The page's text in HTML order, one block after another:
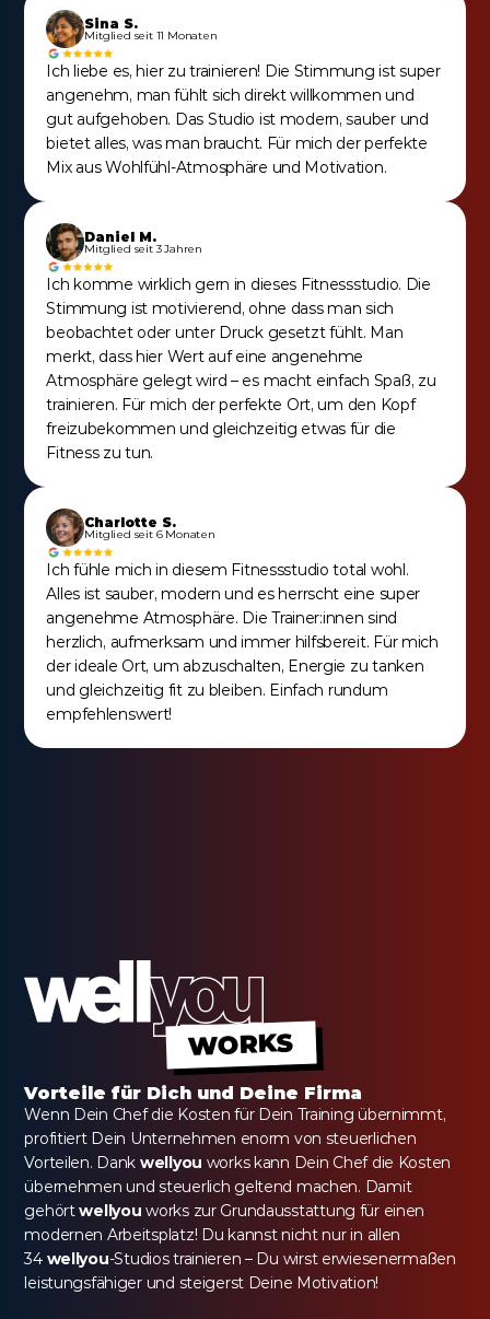
Sina S.
Mitglied seit 11 Monaten
Ich liebe es, hier zu trainieren! Die Stimmung ist super
angenehm, man fühlt sich direkt willkommen und
gut aufgehoben. Das Studio ist modern, sauber und
bietet alles, was man braucht. Für mich der perfekte
Mix aus Wohlfühl-Atmosphäre und Motivation.
Charlotte S.
Mitglied seit 6 Monaten
Ich fühle mich in diesem Fitnessstudio total wohl.
Alles ist sauber, modern und es herrscht eine super
angenehme Atmosphäre. Die Trainer:innen sind
herzlich, aufmerksam und immer hilfsbereit. Für mich
der ideale Ort, um abzuschalten, Energie zu tanken
und gleichzeitig fit zu bleiben. Einfach rundum
empfehlenswert!
Daniel M.
Mitglied seit 3 Jahren
Ich komme wirklich gern in dieses Fitnessstudio. Die
Stimmung ist motivierend, ohne dass man sich
beobachtet oder unter Druck gesetzt fühlt. Man
merkt, dass hier Wert auf eine angenehme
Atmosphäre gelegt wird – es macht einfach Spaß, zu
trainieren. Für mich der perfekte Ort, um den Kopf
freizubekommen und gleichzeitig etwas für die
Fitness zu tun.
WORKS
Vorteile für Dich und Deine Firma
Wenn Dein Chef die Kosten für Dein Training übernimmt,
profitiert Dein Unternehmen enorm von steuerlichen
Vorteilen. Dank wellyou works kann Dein Chef die Kosten
übernehmen und steuerlich geltend machen. Damit
gehört wellyou works zur Grundausstattung für einen
modernen Arbeitsplatz! Du kannst nicht nur in allen
34 wellyou-Studios trainieren – Du wirst erwiesenermaßen
leistungsfähiger und steigerst Deine Motivation!